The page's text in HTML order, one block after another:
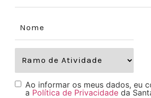
Ao informar os meus dados, eu
a Política de Privacidade da